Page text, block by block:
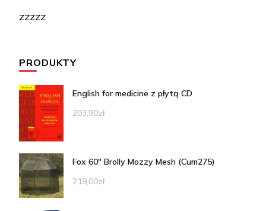
zzzzz
PRODUKTY
English for medicine z płytą CD
203,90zł
Fox 60" Brolly Mozzy Mesh (Cum275)
219,00zł